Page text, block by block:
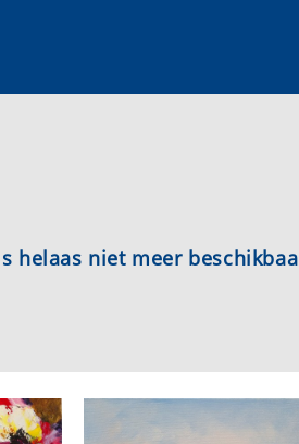
helaas niet meer